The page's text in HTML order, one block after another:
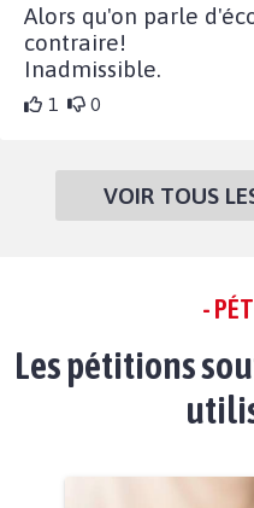
Alors qu'on parle
contraire!
Inadmissible.
1 0
VOIR TOUS
-
Les pétitions